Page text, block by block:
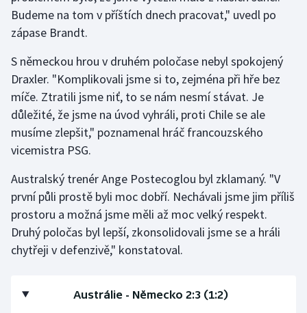
Budeme na tom v příštích dnech pracovat," uvedl po
zápase Brandt.
S německou hrou v druhém poločase nebyl spokojený
Draxler. "Komplikovali jsme si to, zejména při hře bez
míče. Ztratili jsme niť, to se nám nesmí stávat. Je
důležité, že jsme na úvod vyhráli, proti Chile se ale
musíme zlepšit," poznamenal hráč francouzského
vicemistra PSG.
Australský trenér Ange Postecoglou byl zklamaný. "V
první půli prostě byli moc dobří. Nechávali jsme jim příliš
prostoru a možná jsme měli až moc velký respekt.
Druhý poločas byl lepší, zkonsolidovali jsme se a hráli
chytřeji v defenzivě," konstatoval.
Austrálie - Německo 2:3 (1:2)